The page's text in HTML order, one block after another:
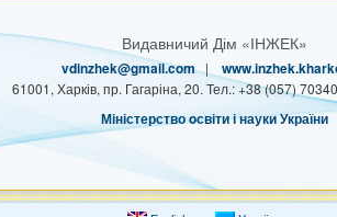
Видавничий Дім «ІНЖЕК»
vdinzhek@gmail.com|
61001, Харків, пр. Гагаріна, 20. Тел.: +38 (057)
Міністерство oсвіти і науки України